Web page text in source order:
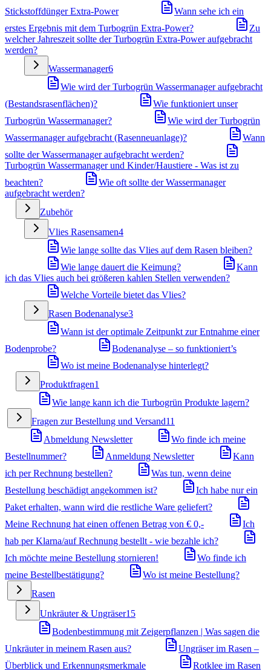
Stickstoffdünger Extra-Power
Wann sehe ich ein
erstes Ergebnis mit dem Turbogrün Extra-Power?
Zu
welcher Jahreszeit sollte der Turbogrün Extra-Power aufgebracht
werden?
Wassermanager6
Wie wird der Turbogrün Wassermanager aufgebracht
(Bestandsrasenflächen)?
Wie funktioniert unser
Turbogrün Wassermanager?
Wie wird der Turbogrün
Wassermanager aufgebracht (Rasenneuanlage)?
Wann
sollte der Wassermanager aufgebracht werden?
Turbogrün Wassermanager und Kinder/Haustiere - Was ist zu
beachten?
Wie oft sollte der Wassermanager
aufgebracht werden?
Zubehör
Vlies Rasensamen4
Wie lange sollte das Vlies auf dem Rasen bleiben?
Wie lange dauert die Keimung?
Kann
ich das Vlies auch bei größeren kahlen Stellen verwenden?
Welche Vorteile bietet das Vlies?
Rasen Bodenanalyse3
Wann ist der optimale Zeitpunkt zur Entnahme einer
Bodenprobe?
Bodenanalyse – so funktioniert’s
Wo ist meine Bodenanalyse hinterlegt?
Produktfragen1
Wie lange kann ich die Turbogrün Produkte lagern?
Fragen zur Bestellung und Versand11
Abmeldung Newsletter
Wo finde ich meine
Bestellnummer?
Anmeldung Newsletter
Kann
ich per Rechnung bestellen?
Was tun, wenn deine
Bestellung beschädigt angekommen ist?
Ich habe nur ein
Paket erhalten, wann wird die restliche Ware geliefert?
Meine Rechnung hat einen offenen Betrag von € 0,-
Ich
hab per Klarna/auf Rechnung bestellt - wie bezahle ich?
Ich möchte meine Bestellung stornieren!
Wo finde ich
meine Bestellbestätigung?
Wo ist meine Bestellung?
Rasen
Unkräuter & Ungräser15
Bodenbestimmung mit Zeigerpflanzen | Was sagen die
Unkräuter in meinem Rasen aus?
Ungräser im Rasen –
Überblick und Erkennungsmerkmale
Rotklee im Rasen